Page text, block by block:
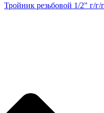
Тройник резьбовой 1/2" г/г/